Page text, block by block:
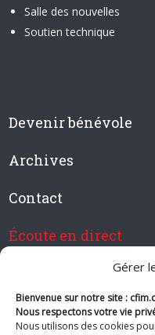
Gérer
Bienvenue sur notre site :
Nous respectons votre vie
Nous utilisons des cookies
Salle des nouvelles
Soutien technique
Devenir bénévole
Archives
Contact
Écoute en direct
Devenir membre de